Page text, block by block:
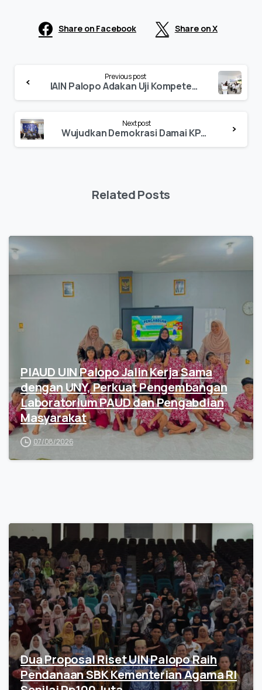
Share on Facebook Share on X
Reading
Previous post
IAIN Palopo Adakan Uji Kompetensi bagi Tenaga Pramubakti
Next post
Wujudkan Demokrasi Damai KPM IAIN Palopo adakan Seminar Demokrasi
Related Posts
PIAUD UIN Palopo Jalin Kerja Sama
dengan UNY, Perkuat Pengembangan
Laboratorium PAUD dan Pengabdian
Masyarakat
07/08/2026
Dua Proposal Riset UIN Palopo Raih
Pendanaan SBK Kementerian Agama RI